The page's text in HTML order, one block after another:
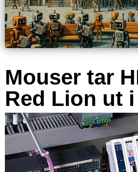
Mouser tar
Red Lion ut